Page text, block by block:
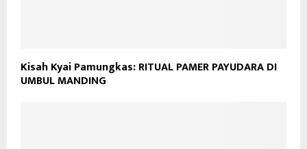
Kisah Kyai Pamungkas: RITUAL PAMER PAYUDARA DI
UMBUL MANDING